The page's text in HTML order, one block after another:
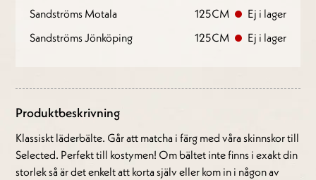
Sandströms Motala
125CM
Ej i lager
Sandströms Jönköping
125CM Ej i lager
Produktbeskrivning
Klassiskt läderbälte. Går att matcha i färg med våra skinnskor till
Selected. Perfekt till kostymen! Om bältet inte finns i exakt din
storlek så är det enkelt att korta själv eller kom in i någon av